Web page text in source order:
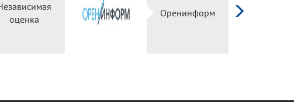
оценка
Оренинформ